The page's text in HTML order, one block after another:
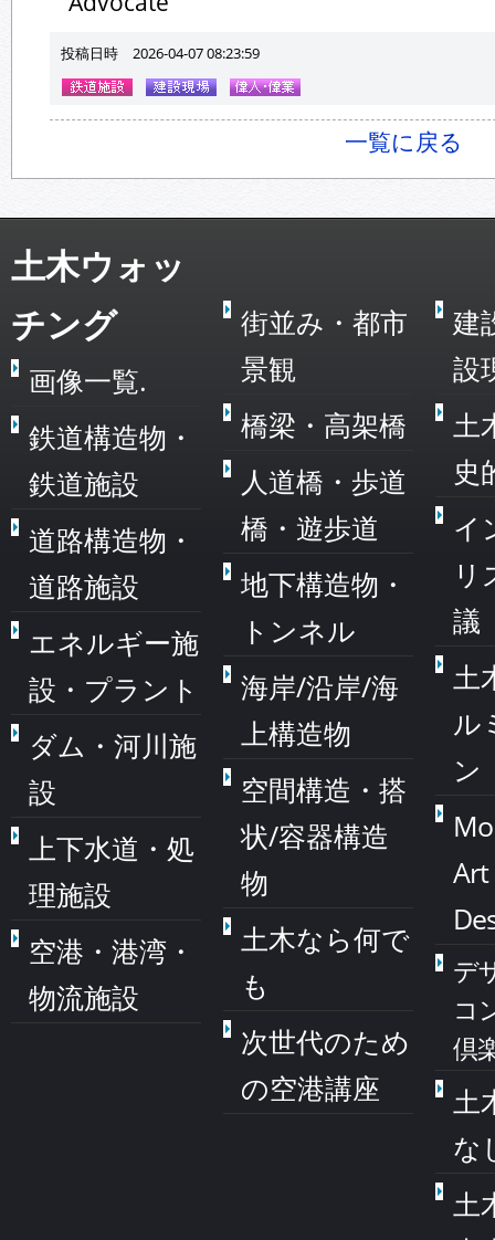
投稿日時 2026-04-07 08:23:59
一覧に戻る
土木ウォッ
チング
画像一覧.
鉄道構造物・
鉄道施設
道路構造物・
道路施設
エネルギー施
設・プラント
ダム・河川施
設
上下水道・処
理施設
空港・港湾・
物流施設
街並み・都市
景観
橋梁・高架橋
人道橋・歩道
橋・遊歩道
地下構造物・
トンネル
海岸/沿岸/海
上構造物
空間構造・搭
状/容器構造
物
土木なら何で
も
次世代のため
の空港講座
建
設
土
史
イ
リ
議
土
ル
ン
デ
コ
倶
土
な
土